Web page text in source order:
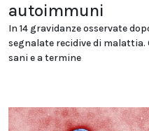
autoimmuni
In 14 gravidanze osservate
segnalate recidive di
sani e a termine